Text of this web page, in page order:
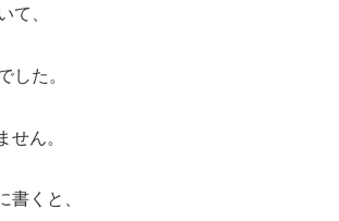
、
した。
ん。
くと、